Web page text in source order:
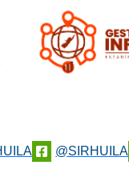
@SIRHUILA